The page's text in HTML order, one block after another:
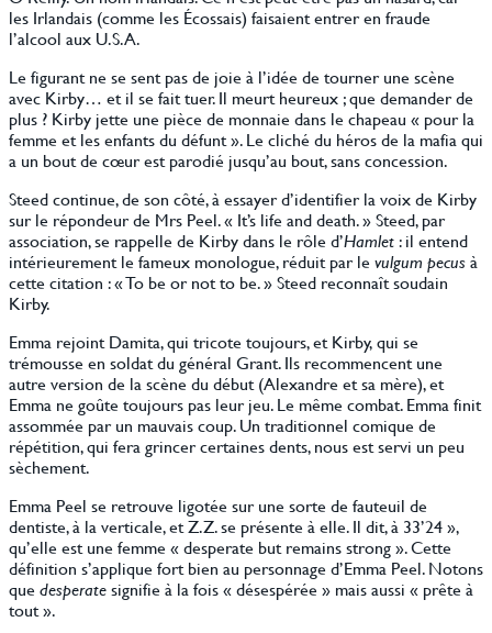
les Irlandais (comme les Écossais) faisaient entrer en fraude
l’alcool aux U.S.A.
Le figurant ne se sent pas de joie à l’idée de tourner une scène
avec Kirby… et il se fait tuer. Il meurt heureux ; que demander de
plus ? Kirby jette une pièce de monnaie dans le chapeau « pour la
femme et les enfants du défunt ». Le cliché du héros de la mafia qui
a un bout de cœur est parodié jusqu’au bout, sans concession.
Steed continue, de son côté, à essayer d’identifier la voix de Kirby
sur le répondeur de Mrs Peel. « It’s life and death. » Steed, par
association, se rappelle de Kirby dans le rôle d’Hamlet: il entend
intérieurement le fameux monologue, réduit par le vulgum pecusà
cette citation : « To be or not to be. » Steed reconnaît soudain
Kirby.
Emma rejoint Damita, qui tricote toujours, et Kirby, qui se
trémousse en soldat du général Grant. Ils recommencent une
autre version de la scène du début (Alexandre et sa mère), et
Emma ne goûte toujours pas leur jeu. Le même combat. Emma finit
assommée par un mauvais coup. Un traditionnel comique de
répétition, qui fera grincer certaines dents, nous est servi un peu
sèchement.
Emma Peel se retrouve ligotée sur une sorte de fauteuil de
dentiste, à la verticale, et Z.Z. se présente à elle. Il dit, à 33’24 »,
qu’elle est une femme « desperate but remains strong ». Cette
définition s’applique fort bien au personnage d’Emma Peel. Notons
que desperatesignifie à la fois « désespérée » mais aussi « prête à
tout ».